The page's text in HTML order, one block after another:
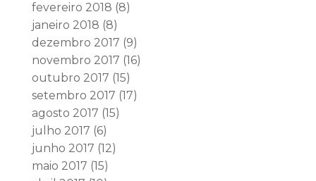
fevereiro 2018 (8)
janeiro 2018 (8)
dezembro 2017 (9)
novembro 2017 (16)
outubro 2017 (15)
setembro 2017 (17)
agosto 2017 (15)
julho 2017 (6)
junho 2017 (12)
maio 2017 (15)